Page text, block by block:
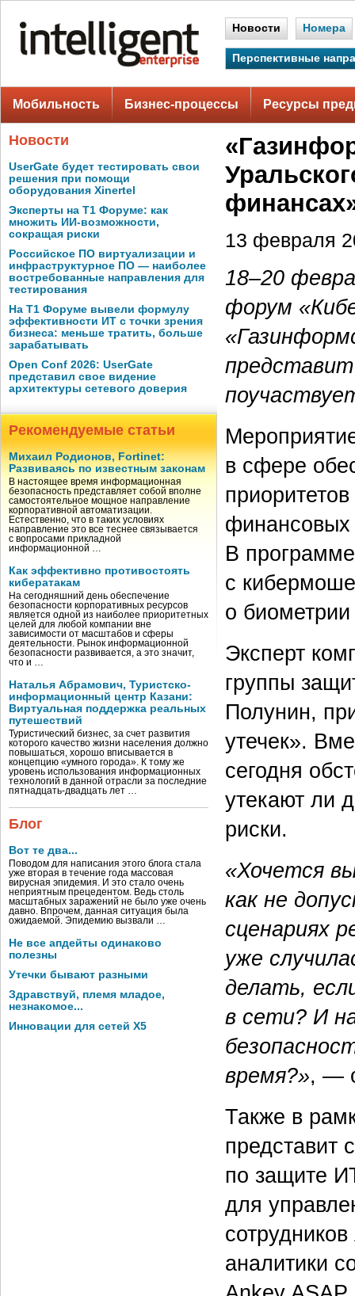
Новости Номера
Перспективные
Мобильность Бизнес-процессы Ресурсы
Новости
UserGate будет тестировать свои
решения при помощи
оборудования Xinertel
Эксперты на Т1 Форуме: как
множить ИИ-возможности,
сокращая риски
Российское ПО виртуализации и
инфраструктурное ПО — наиболее
востребованные направления для
тестирования
На Т1 Форуме вывели формулу
эффективности ИТ с точки зрения
бизнеса: меньше тратить, больше
зарабатывать
Open Conf 2026: UserGate
представил свое видение
архитектуры сетевого доверия
Рекомендуемые статьи
Михаил Родионов, Fortinet:
Развиваясь по известным законам
В настоящее время информационная
безопасность представляет собой вполне
самостоятельное мощное направление
корпоративной автоматизации.
Естественно, что в таких условиях
направление это все теснее связывается
с вопросами прикладной
информационной …
Как эффективно противостоять
кибератакам
На сегодняшний день обеспечение
безопасности корпоративных ресурсов
является одной из наиболее приоритетных
целей для любой компании вне
зависимости от масштабов и сферы
деятельности. Рынок информационной
безопасности развивается, а это значит,
что и …
Наталья Абрамович, Туристско-
информационный центр Казани:
Виртуальная поддержка реальных
путешествий
Туристический бизнес, за счет развития
которого качество жизни населения должно
повышаться, хорошо вписывается в
концепцию «умного города». К тому же
уровень использования информационных
технологий в данной отрасли за последние
пятнадцать-двадцать лет …
Блог
Вот те два...
Поводом для написания этого блога стала
уже вторая в течение года массовая
вирусная эпидемия. И это стало очень
неприятным прецедентом. Ведь столь
масштабных заражений не было уже очень
давно. Впрочем, данная ситуация была
ожидаемой. Эпидемию вызвали …
Не все апдейты одинаково
полезны
Утечки бывают разными
Здравствуй, племя младое,
незнакомое...
Инновации для сетей X5
13 февраля
18–20
форум
в сфере
финансовых
В
с
о
Эксперт
группы
Полунин,
утечек».
сегодня
утекают ли
риски.
«Хочется
как не
сценариях
уже
делать,
в сети? И
время?», —
Также в
представит
по защите
для
аналитики